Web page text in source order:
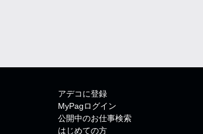
アデコに登録
MyPagログイン
公開中のお仕事検索
はじめての方